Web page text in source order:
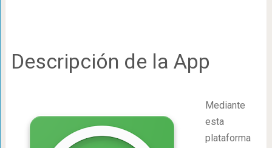
Descripción de la App
Mediante
esta
plataforma